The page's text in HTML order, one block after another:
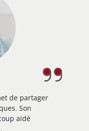
de partager
Son
aidé